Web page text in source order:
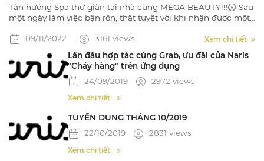
Tận hưởng Spa thư giãn tại nhà cùng MEGA BEAUTY!!!🕡 Sau
một ngày làm việc bận rộn, thật tuyệt vời khi nhận được một
lượng cho một ngày mới tiếp diễn.
09/11/2022 3161 views Xem chi tiết
Lần đầu hợp tác cùng Grab, ưu đãi của Naris
"Cháy hàng" trên ứng dụng
24/09/2019
2972 views
Xem chi tiết
TUYỂN DỤNG THÁNG 10/2019
22/10/2019
2831 views
Xem chi tiết